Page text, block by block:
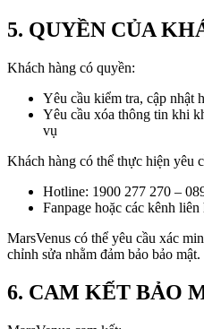
5. QUYỀN CỦA
Khách hàng có quyền:
Yêu cầu kiểm tra, cập nhật
Yêu cầu xóa thông tin khi
vụ
Khách hàng có thể thực hiện yêu
Hotline: 1900 277 270 –
Fanpage hoặc các kênh
MarsVenus có thể yêu cầu xác
chỉnh sửa nhằm đảm bảo bảo mật.
6. CAM KẾT BẢO